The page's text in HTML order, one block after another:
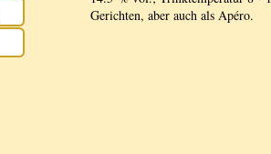
Gerichten, aber auch als Apéro.